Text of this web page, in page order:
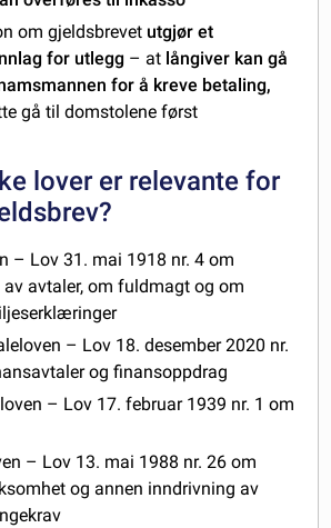
om gjeldsbrevet utgjør et
for utlegg – at långiver kan gå
for å kreve betaling,
gå til domstolene først
lover er relevante for
– Lov 31. mai 1918 nr. 4 om
avtaler, om fuldmagt og om
– Lov 18. desember 2020 nr.
og finansoppdrag
– Lov 17. februar 1939 nr. 1 om
– Lov 13. mai 1988 nr. 26 om
og annen inndrivning av